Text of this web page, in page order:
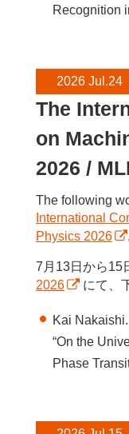
Recognition
2026 Jul.24
The
on
2026 /
The following
International
Physics 2026
7月13日から15
2026
にて、
Kai Nakaishi.
“On the
Phase